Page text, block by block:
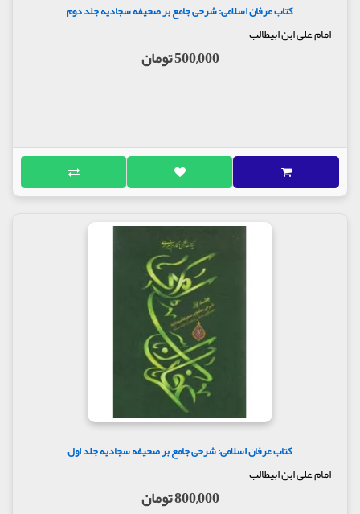
کتاب عرفان اسلامی: شرحی جامع بر صحیفه سجادیه جلد دوم
امام علی ابن ابیطالب
500,000 تومان
کتاب عرفان اسلامی: شرحی جامع بر صحیفه سجادیه جلد اول
امام علی ابن ابیطالب
800,000 تومان